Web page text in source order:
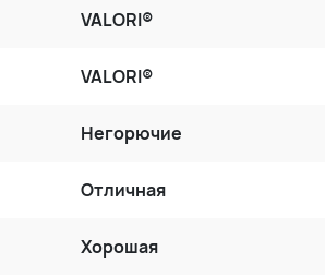
VALORI®
VALORI®
Негорючие
Отличная
Хорошая